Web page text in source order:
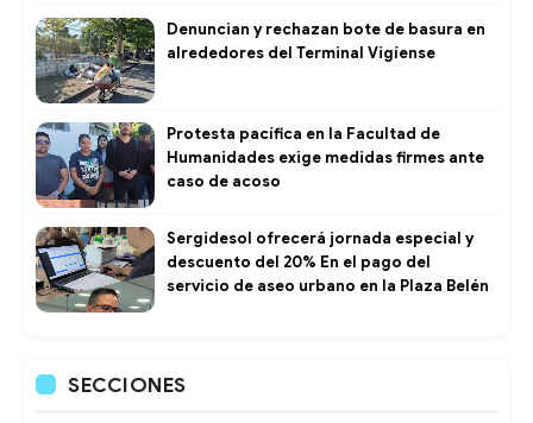
Denuncian y rechazan bote de basura en
alrededores del Terminal Vigíense
Protesta pacífica en la Facultad de
Humanidades exige medidas firmes ante
caso de acoso
Sergidesol ofrecerá jornada especial y
descuento del 20% En el pago del
servicio de aseo urbano en la Plaza Belén
SECCIONES